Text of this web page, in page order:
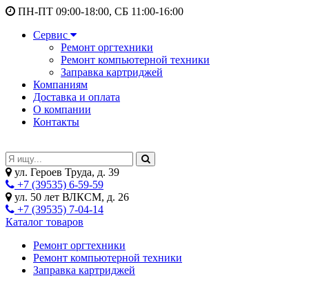
ПН-ПТ 09:00-18:00, СБ 11:00-16:00
Сервис
Ремонт оргтехники
Ремонт компьютерной техники
Заправка картриджей
Компаниям
Доставка и оплата
О компании
Контакты
ул. Героев Труда, д. 39
+7 (39535) 6-59-59
ул. 50 лет ВЛКСМ, д. 26
+7 (39535) 7-04-14
Каталог товаров
Ремонт оргтехники
Ремонт компьютерной техники
Заправка картриджей